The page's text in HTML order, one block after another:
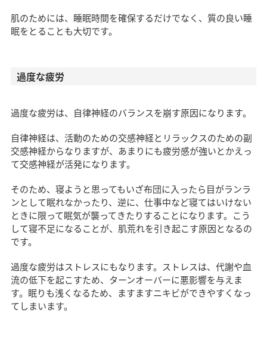
肌のためには、睡眠時間を確保するだけでなく、質の良い睡
眠をとることも大切です。
過度な疲労
過度な疲労は、自律神経のバランスを崩す原因になります。
自律神経は、活動のための交感神経とリラックスのための副
交感神経からなりますが、あまりにも疲労感が強いとかえっ
て交感神経が活発になります。
そのため、寝ようと思ってもいざ布団に入ったら目がランラ
ンとして眠れなかったり、逆に、仕事中など寝てはいけない
ときに限って眠気が襲ってきたりすることになります。こう
して寝不足になることが、肌荒れを引き起こす原因となるの
です。
過度な疲労はストレスにもなります。ストレスは、代謝や血
流の低下を起こすため、ターンオーバーに悪影響を与えま
す。眠りも浅くなるため、ますますニキビができやすくなっ
てしまいます。